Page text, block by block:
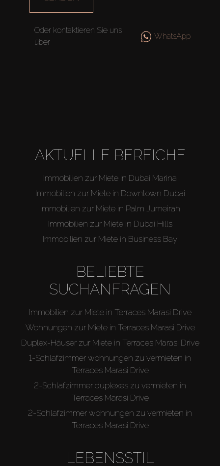
Off-PlanOder kontaktieren Sie uns
über
WhatsApp
AKTUELLE BEREICHE
Immobilien zur Miete in Dubai Marina
Immobilien zur Miete in Downtown Dubai
Immobilien zur Miete in Palm Jumeirah
Immobilien zur Miete in Dubai Hills
Immobilien zur Miete in Business Bay
BELIEBTE
SUCHANFRAGEN
Immobilien zur Miete in Terraces Marasi Drive
Wohnungen zur Miete in Terraces Marasi Drive
Duplex-Häuser zur Miete in Terraces Marasi Drive
1-Schlafzimmer wohnungen zu vermieten in
Terraces Marasi Drive
2-Schlafzimmer duplexes zu vermieten in
Terraces Marasi Drive
2-Schlafzimmer wohnungen zu vermieten in
Terraces Marasi Drive
LEBENSSTIL